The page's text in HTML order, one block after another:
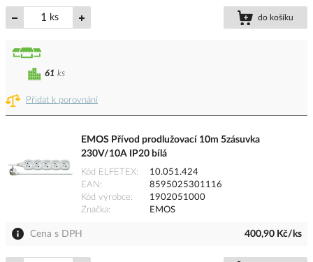
ks do košíku
Přidat k porovnání
61 ks
EMOS Přívod prodlužovací 10m 5zásuvka
230V/10A IP20 bílá
Kód ELFETEX
10.051.424
EAN
8595025301116
Kód výrobce
1902051000
Značka
EMOS
Cena s DPH 400,90 Kč/ks